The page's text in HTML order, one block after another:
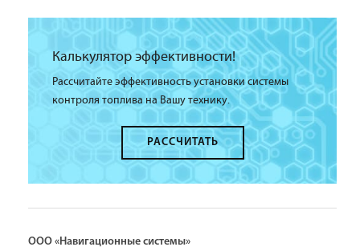
Калькулятор эффективности!
Рассчитайте эффективность установки системы
контроля топлива на Вашу технику.
РАССЧИТАТЬ
ООО «Навигационные системы»